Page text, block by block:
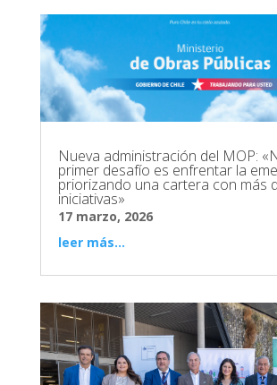
Nueva administración del MOP:
primer desafío es enfrentar la
priorizando una cartera con más
iniciativas»
17 marzo, 2026
leer más...